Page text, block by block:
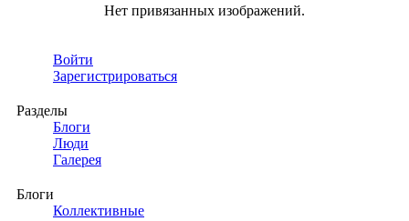
Нет привязанных изображений.
Войти
Зарегистрироваться
Разделы
Блоги
Люди
Галерея
Блоги
Коллективные